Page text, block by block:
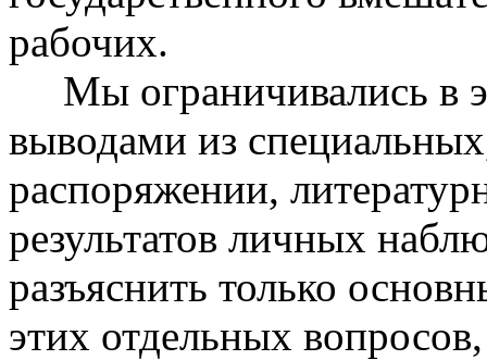
рабочих.
Мы ограничивались в
выводами из
распоряжении,
результатов личных
разъяснить только
этих отдельных